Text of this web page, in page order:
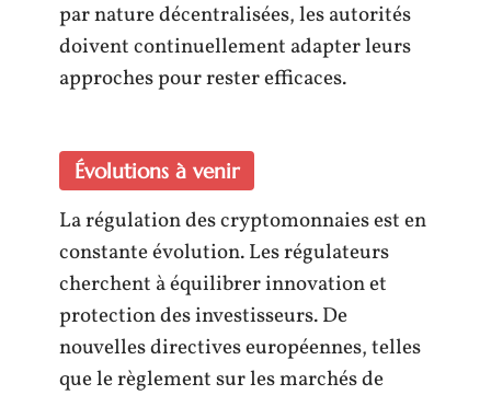
par nature décentralisées, les autorités
doivent continuellement adapter leurs
approches pour rester efficaces.
Évolutions à venir
La régulation des cryptomonnaies est en
constante évolution. Les régulateurs
cherchent à équilibrer innovation et
protection des investisseurs. De
nouvelles directives européennes, telles
que le règlement sur les marchés de